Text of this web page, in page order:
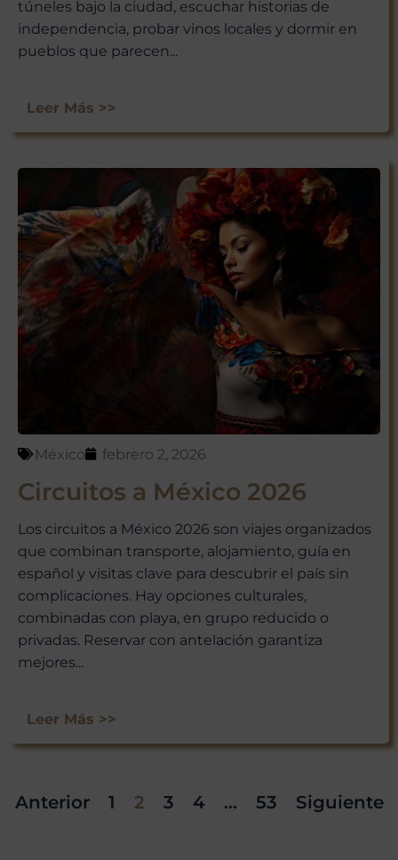
túneles bajo la ciudad, escuchar historias de
independencia, probar vinos locales y dormir en
pueblos que parecen...
Leer Más >>
México febrero 2, 2026
Circuitos a México 2026
Los circuitos a México 2026 son viajes organizados
que combinan transporte, alojamiento, guía en
español y visitas clave para descubrir el país sin
complicaciones. Hay opciones culturales,
combinadas con playa, en grupo reducido o
privadas. Reservar con antelación garantiza
mejores...
Leer Más >>
Anterior 1 2 3 4 … 53 Siguiente